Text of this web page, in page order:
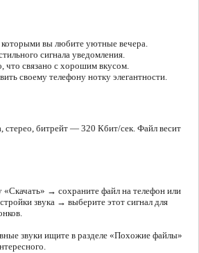
вы любите уютные вечера.
сигнала уведомления.
что связано с хорошим вкусом.
своему телефону нотку элегантности.
стерео, битрейт — 320 Кбит/сек. Файл весит
→ сохраните файл на телефон или
звука → выберите этот сигнал для
звуки ищите в разделе «Похожие файлы»